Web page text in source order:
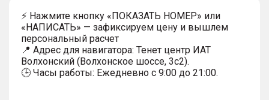
⚡ Нажмите кнопку «ПОКАЗАТЬ НОМЕР» или
«НАПИСАТЬ» — зафиксируем цену и вышлем
персональный расчет
📍 Адрес для навигатора: Тенет центр ИАТ
Волхонский (Волхонское шоссе, 3с2).
🕒 Часы работы: Ежедневно с 9:00 до 21:00.